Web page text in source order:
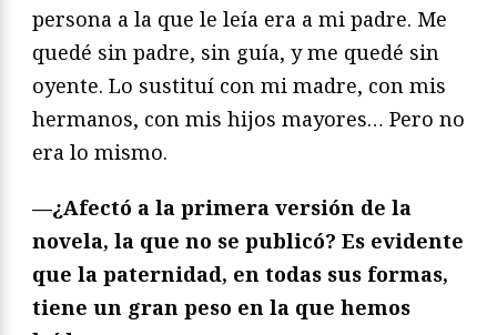
persona a la que le leía era a mi padre. Me
quedé sin padre, sin guía, y me quedé sin
oyente. Lo sustituí con mi madre, con mis
hermanos, con mis hijos mayores… Pero no
era lo mismo.
—¿Afectó a la primera versión de la
novela, la que no se publicó? Es evidente
que la paternidad, en todas sus formas,
tiene un gran peso en la que hemos